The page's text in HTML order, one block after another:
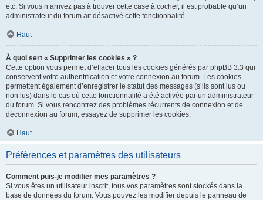
etc. Si vous n’arrivez pas à trouver cette case à cocher, il est probable qu’un
administrateur du forum ait désactivé cette fonctionnalité.
Haut
À quoi sert « Supprimer les cookies » ?
Cette option vous permet d’effacer tous les cookies générés par phpBB 3.3 qui
conservent votre authentification et votre connexion au forum. Les cookies
permettent également d’enregistrer le statut des messages (s’ils sont lus ou
non lus) dans le cas où cette fonctionnalité a été activée par un administrateur
du forum. Si vous rencontrez des problèmes récurrents de connexion et de
déconnexion au forum, essayez de supprimer les cookies.
Haut
Préférences et paramètres des utilisateurs
Comment puis-je modifier mes paramètres ?
Si vous êtes un utilisateur inscrit, tous vos paramètres sont stockés dans la
base de données du forum. Vous pouvez les modifier depuis le panneau de